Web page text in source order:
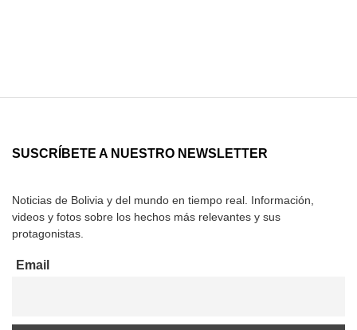
SUSCRÍBETE A NUESTRO NEWSLETTER
Noticias de Bolivia y del mundo en tiempo real. Información,
videos y fotos sobre los hechos más relevantes y sus
protagonistas.
Email